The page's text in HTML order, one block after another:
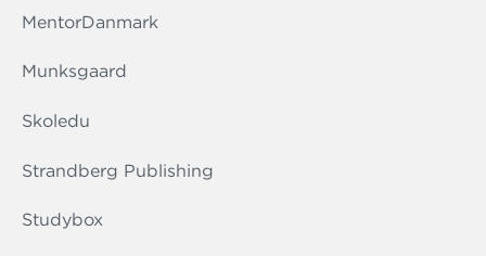
MentorDanmark
Munksgaard
Skoledu
Strandberg Publishing
Studybox